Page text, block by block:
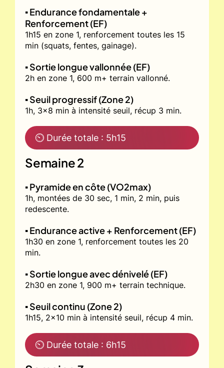
▪️ Endurance fondamentale +
Renforcement (EF)
1h15 en zone 1, renforcement toutes les 15
min (squats, fentes, gainage).
▪️ Sortie longue vallonnée (EF)
2h en zone 1, 600 m+ terrain vallonné.
▪️ Seuil progressif (Zone 2)
1h, 3x8 min à intensité seuil, récup 3 min.
⏲ Durée totale : 5h15
Semaine 2
▪️ Pyramide en côte (VO2max)
1h, montées de 30 sec, 1 min, 2 min, puis
redescente.
▪️ Endurance active + Renforcement (EF)
1h30 en zone 1, renforcement toutes les 20
min.
▪️ Sortie longue avec dénivelé (EF)
2h30 en zone 1, 900 m+ terrain technique.
▪️ Seuil continu (Zone 2)
1h15, 2x10 min à intensité seuil, récup 4 min.
⏲ Durée totale : 6h15